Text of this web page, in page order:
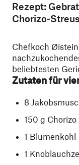
Rezept:
Chorizo-
Chefkoch
beliebtesten
Zutaten für
8
150 g Chorizo
1 Blumenkohl
1